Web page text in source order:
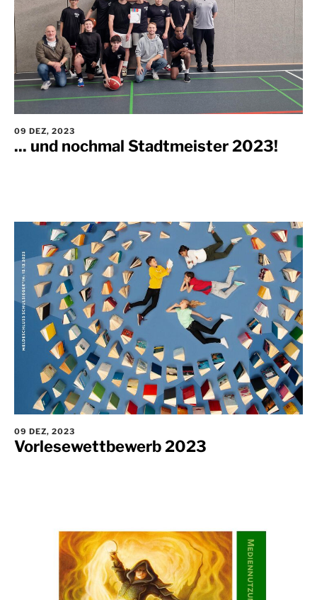
09 DEZ, 2023
... und nochmal Stadtmeister 2023!
09 DEZ, 2023
Vorlesewettbewerb 2023